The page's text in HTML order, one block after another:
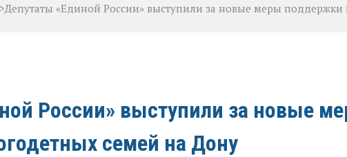
«Единой России» выступили за новые меры
России» выступили за новые
семей на Дону